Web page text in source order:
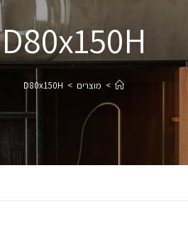
D80x150H
> מוצרים >
D80x150H